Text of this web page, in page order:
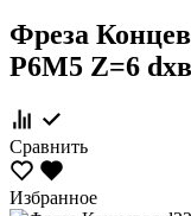
Фреза
Р6М5 Z=6
Сравнить
Избранное